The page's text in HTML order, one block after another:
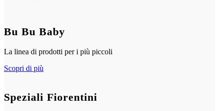
Bu Bu Baby
La linea di prodotti per i più piccoli
Scopri di più
Speziali Fiorentini